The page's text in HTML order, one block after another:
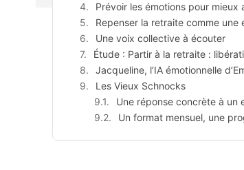
Prévoir les émotions pour mieux
Repenser la retraite comme
Une voix collective à écouter
Étude : Partir à la retraite :
Jacqueline, l’IA émotionnelle
Les Vieux Schnocks
Une réponse concrète à un
Un format mensuel, une